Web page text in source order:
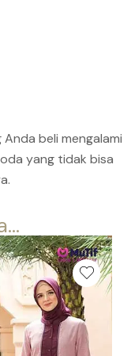
beli mengalami
yang tidak bisa